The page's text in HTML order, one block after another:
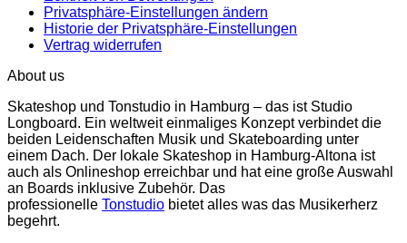
Privatsphäre-Einstellungen ändern
Historie der Privatsphäre-Einstellungen
Vertrag widerrufen
About us
Skateshop und Tonstudio in Hamburg – das ist Studio
Longboard. Ein weltweit einmaliges Konzept verbindet die
beiden Leidenschaften Musik und Skateboarding unter
einem Dach. Der lokale Skateshop in Hamburg-Altona ist
auch als Onlineshop erreichbar und hat eine große Auswahl
an Boards inklusive Zubehör. Das
professionelle Tonstudio bietet alles was das Musikerherz
begehrt.